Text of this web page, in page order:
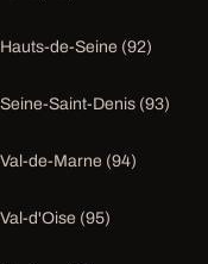
Hauts-de-Seine (92)
Seine-Saint-Denis (93)
Val-de-Marne (94)
Val-d'Oise (95)